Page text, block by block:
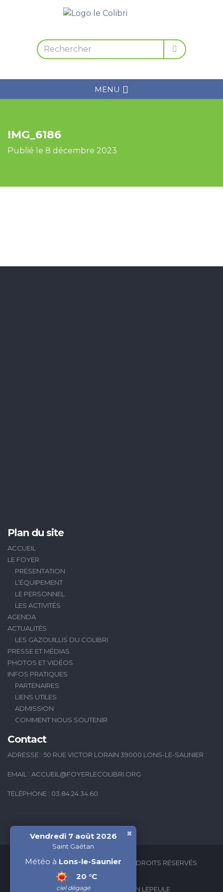
MENU
IMG_6186
Publié le 8 décembre 2023
Plan du site
ACCUEIL
LE FOYER
PRÉSENTATION
L’ÉQUIPEMENT
LE PERSONNEL
LES ACTIVITÉS
AGENDA
ACTUALITÉS
LES GAZOUILLIS DU COLIBRI
PRESSE ET MÉDIAS
PHOTOS ET VIDÉOS
INFOS PRATIQUES
PARTENAIRES
LIENS UTILES
ADMISSION
COMMENT NOUS SOUTENIR
Contact
ADRESSE : 50 RUE VICTOR LORAIN 39000 LONS-LE-SAUNIER
EMAIL : ACCUEIL@FOYERLECOLIBRI.ORG
TÉLÉPHONE : 03.84.24.34.60
2026 © FOYER LE COLIBRI - TOUS DROITS RÉSERVÉS
CRÉATION WEB : VALÉRIAN LEPEULE
Vendredi 7 août 2026
Saint Gaétan
Météo à Lons-le-Saunier
20 °C
ciel dégagé
×